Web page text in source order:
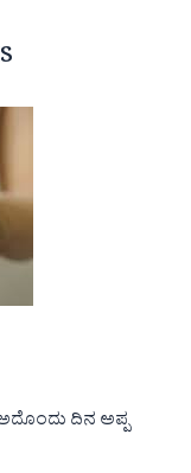
ಅದೊಂದು ದಿನ ಅಪ್ಪ